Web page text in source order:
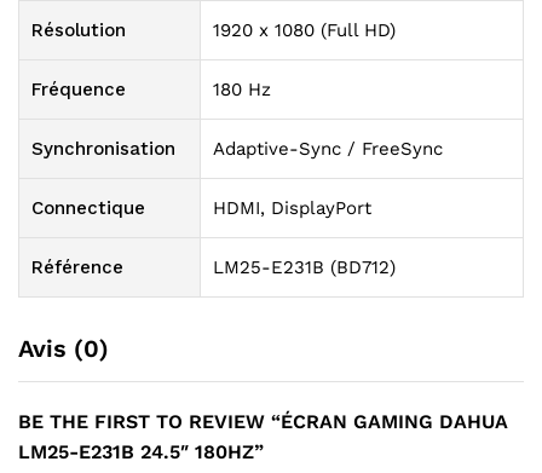
Résolution 1920 x 1080 (Full HD)
Fréquence 180 Hz
Synchronisation Adaptive-Sync / FreeSync
Connectique HDMI, DisplayPort
Référence LM25-E231B (BD712)
Avis (0)
BE THE FIRST TO REVIEW “ÉCRAN GAMING DAHUA
LM25-E231B 24.5″ 180HZ”